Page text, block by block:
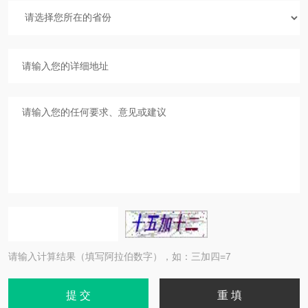
请输入计算结果（填写阿拉伯数字），如：三加四=7